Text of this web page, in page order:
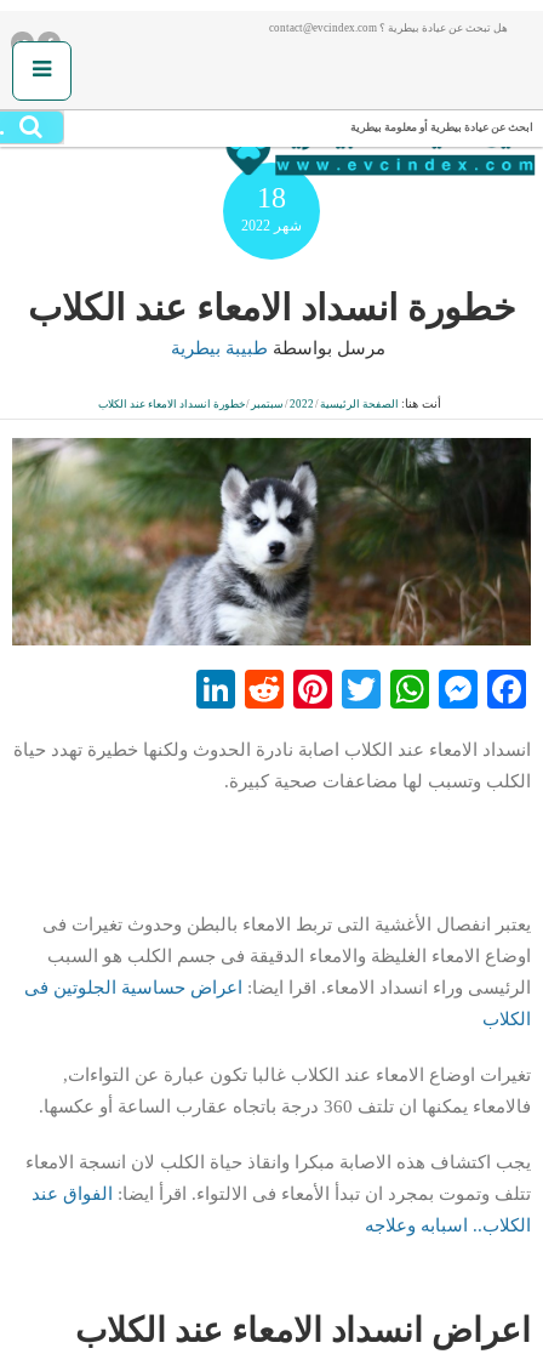
هل تبحث عن عيادة بيطرية ؟ contact@evcindex.com
ابحث عن عيادة بيطرية أو معلومة بيطرية
18
شهر 2022
خطورة انسداد الامعاء عند الكلاب
مرسل بواسطة طبيبة بيطرية
أنت هنا: الصفحة الرئيسية/
2022
/ سبتمبر /خطورة انسداد الامعاء عند الكلاب
Facebook
Messenger
WhatsApp
Twitter
Pinterest
Reddit
انسداد الامعاء عند الكلاب اصابة نادرة الحدوث ولكنها خطيرة تهدد حياة
الكلب وتسبب لها مضاعفات صحية كبيرة.
يعتبر انفصال الأغشية التى تربط الامعاء بالبطن وحدوث تغيرات فى
اوضاع الامعاء الغليظة والامعاء الدقيقة فى جسم الكلب هو السبب
الرئيسى وراء انسداد الامعاء. اقرا ايضا:
اعراض حساسية الجلوتين فى
الكلاب
تغيرات اوضاع الامعاء عند الكلاب غالبا تكون عبارة عن التواءات,
فالامعاء يمكنها ان تلتف 360 درجة باتجاه عقارب الساعة أو عكسها.
يجب اكتشاف هذه الاصابة مبكرا وانقاذ حياة الكلب لان انسجة الامعاء
تتلف وتموت بمجرد ان تبدأ الأمعاء فى الالتواء. اقرأ ايضا:
الفواق عند
الكلاب.. اسبابه وعلاجه
اعراض انسداد الامعاء عند الكلاب